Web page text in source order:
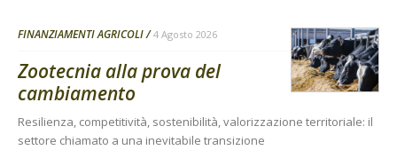
FINANZIAMENTI AGRICOLI 4 Agosto 2026
Zootecnia alla prova del
cambiamento
Resilienza, competitività, sostenibilità, valorizzazione territoriale: il
settore chiamato a una inevitabile transizione